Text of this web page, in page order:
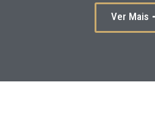
Ver Mais